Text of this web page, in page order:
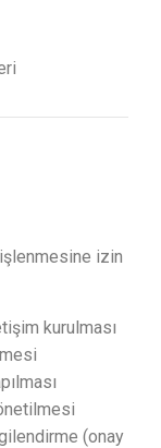
izin
kurulması
(onay